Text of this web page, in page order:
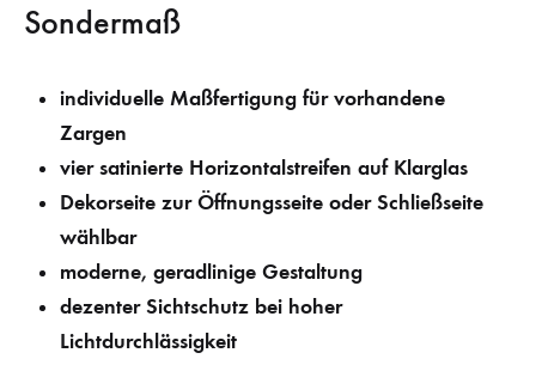
Sondermaß
individuelle Maßfertigung für vorhandene
Zargen
vier satinierte Horizontalstreifen auf Klarglas
Dekorseite zur Öffnungsseite oder Schließseite
wählbar
moderne, geradlinige Gestaltung
dezenter Sichtschutz bei hoher
Lichtdurchlässigkeit